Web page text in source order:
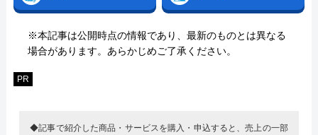
※本記事は公開時点の情報であり、最新のものとは異なる
場合があります。あらかじめご了承ください。
PR
◆記事で紹介した商品・サービスを購入・申込すると、売上の一部